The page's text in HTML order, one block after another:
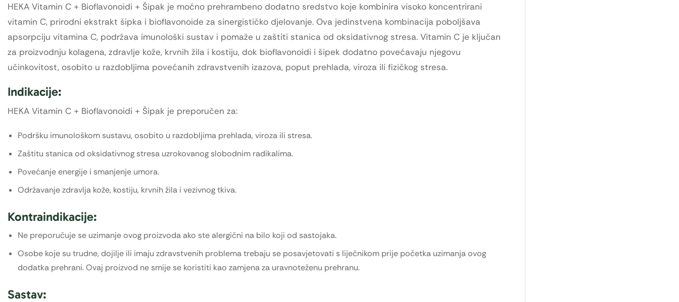
HEKA Vitamin C + Bioflavonoidi + Šipak je moćno prehrambeno dodatno sredstvo koje kombinira visoko koncentrirani
vitamin C, prirodni ekstrakt šipka i bioflavonoide za sinergističko djelovanje. Ova jedinstvena kombinacija poboljšava
apsorpciju vitamina C, podržava imunološki sustav i pomaže u zaštiti stanica od oksidativnog stresa. Vitamin C je ključan
za proizvodnju kolagena, zdravlje kože, krvnih žila i kostiju, dok bioflavonoidi i šipek dodatno povećavaju njegovu
učinkovitost, osobito u razdobljima povećanih zdravstvenih izazova, poput prehlada, viroza ili fizičkog stresa.
Indikacije:
HEKA Vitamin C + Bioflavonoidi + Šipak je preporučen za:
Podršku imunološkom sustavu, osobito u razdobljima prehlada, viroza ili stresa.
Zaštitu stanica od oksidativnog stresa uzrokovanog slobodnim radikalima.
Povećanje energije i smanjenje umora.
Održavanje zdravlja kože, kostiju, krvnih žila i vezivnog tkiva.
Kontraindikacije:
Ne preporučuje se uzimanje ovog proizvoda ako ste alergični na bilo koji od sastojaka.
Osobe koje su trudne, dojilje ili imaju zdravstvenih problema trebaju se posavjetovati s liječnikom prije početka uzimanja ovog
dodatka prehrani. Ovaj proizvod ne smije se koristiti kao zamjena za uravnoteženu prehranu.
Sastav: